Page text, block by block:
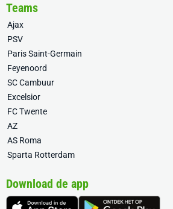
Teams
Ajax
PSV
Paris Saint-Germain
Feyenoord
SC Cambuur
Excelsior
FC Twente
AZ
AS Roma
Sparta Rotterdam
Download de app